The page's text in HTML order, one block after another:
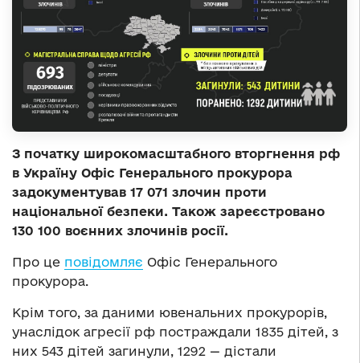
З початку широкомасштабного вторгнення рф
в Україну Офіс Генерального прокурора
задокументував 17 071 злочин проти
національної безпеки. Також зареєстровано
130 100 воєнних злочинів росії.
Про це повідомляє Офіс Генерального
прокурора.
Крім того, за даними ювенальних прокурорів,
унаслідок агресії рф постраждали 1835 дітей, з
них 543 дітей загинули, 1292 — дістали